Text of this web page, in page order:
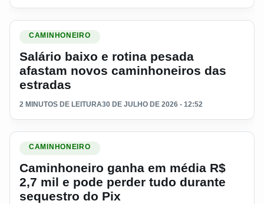
Ler materia: Salário baixo e rotina pesada afastam novos
CAMINHONEIRO
Salário baixo e rotina pesada
afastam novos caminhoneiros das
estradas
2 MINUTOS DE LEITURA30 DE JULHO DE 2026 - 12:52
Ler materia: Caminhoneiro ganha em média R$ 2,7 mil e
CAMINHONEIRO
Caminhoneiro ganha em média R$
2,7 mil e pode perder tudo durante
sequestro do Pix